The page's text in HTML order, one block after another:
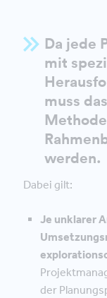
Da jede
mit
muss das
werden.
Dabei gilt:
Je unklarer
der